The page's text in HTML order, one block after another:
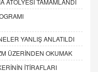
YANLIŞ ANLATILDI
ÜZERİNDEN OKUMAK
İTİRAFLARI